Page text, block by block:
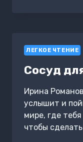
АШИНА
ЛЕГКОЕ ЧТЕНИЕ
Сосуд
Ирина
услышит и
мире, где
чтобы